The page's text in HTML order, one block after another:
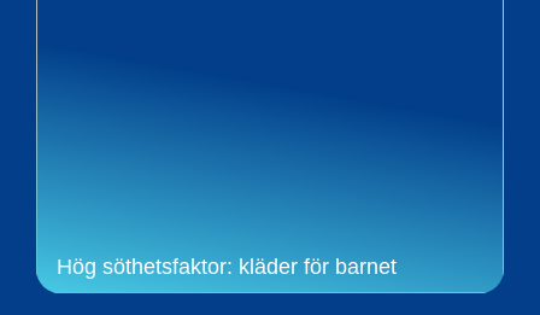
Hög söthetsfaktor: kläder för barnet